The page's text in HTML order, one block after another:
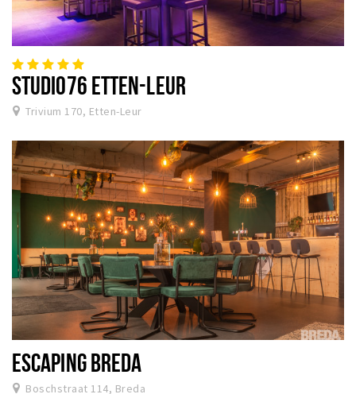
STUDIO76 ETTEN-LEUR
Trivium 170, Etten-Leur
ESCAPING BREDA
Boschstraat 114, Breda